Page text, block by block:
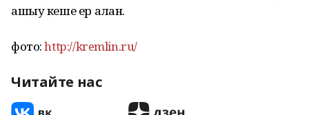
ашыу кеше ер алған.
фото:http://kremlin.ru/
Читайте нас